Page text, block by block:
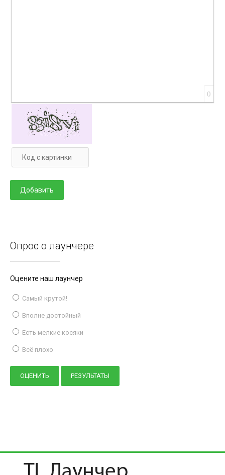
0
Опрос о лаунчере
Оцените наш лаунчер
Самый крутой!
Вполне достойный
Есть мелкие косяки
Всё плохо